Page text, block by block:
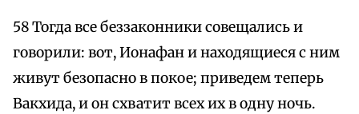
58 Тогда все беззаконники совещались и
говорили: вот, Ионафан и находящиеся с ним
живут безопасно в покое; приведем теперь
Вакхида, и он схватит всех их в одну ночь.